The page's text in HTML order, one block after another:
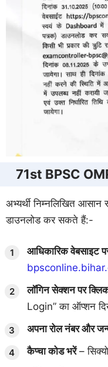
71st BPSC
अभ्यर्थी निम्नलिखित
डाउनलोड कर सकते हैं:-
आधिकारिक वेबसाइट
लॉगिन सेक्शन पर
Login” का ऑप्शन
अपना रोल नंबर और
कैप्चा कोड भरें–